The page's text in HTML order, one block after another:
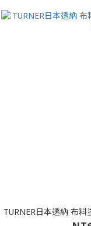
TURNER日本透納 布